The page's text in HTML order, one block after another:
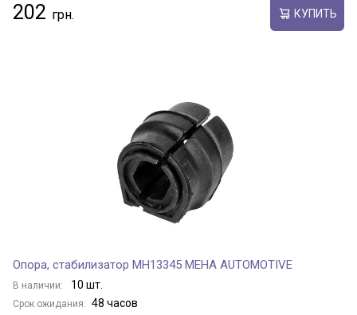
202 КУПИТЬ
Опора, стабилизатор MH13345 MEHA AUTOMOTIVE
В наличии: 10 шт.
Срок ожидания: 48 часов